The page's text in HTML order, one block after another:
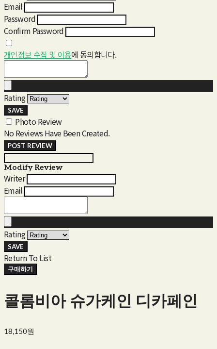
Email
Password
Confirm Password
개인정보 수집 및 이용에 동의합니다.
Rating
SAVE
Photo Review
No Reviews Have Been Created.
POST REVIEW
Modify Review
Writer
Email
Rating
SAVE
Return To List
구매하기
콜롬비아 슈가케인 디카페인
18,150원